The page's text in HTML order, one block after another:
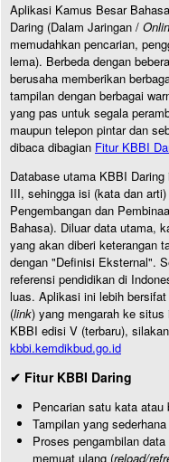
Aplikasi Kamus Besar
Daring (Dalam Jaringan /
memudahkan pencarian,
lema). Berbeda dengan
berusaha memberikan
tampilan dengan berbagai
yang pas untuk segala
maupun telepon pintar dan
dibaca dibagian Fitur KBBI
Database utama KBBI
III, sehingga isi (kata dan
Pengembangan dan
Bahasa). Diluar data utama,
yang akan diberi keterangan
dengan "Definisi Eksternal".
referensi pendidikan di
luas. Aplikasi ini lebih
(link) yang mengarah ke
KBBI edisi V (terbaru),
kbbi.kemdikbud.go.id
✔ Fitur KBBI Daring
Pencarian satu kata
Tampilan yang
Proses pengambilan
memuat ulang (reload/